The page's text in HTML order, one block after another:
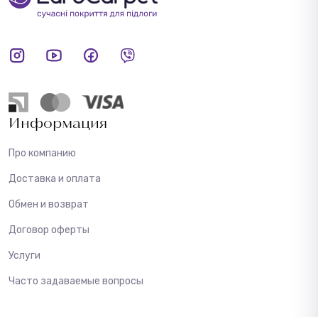
Информация
Про компанию
Доставка и оплата
Обмен и возврат
Договор оферты
Услуги
Часто задаваемые вопросы